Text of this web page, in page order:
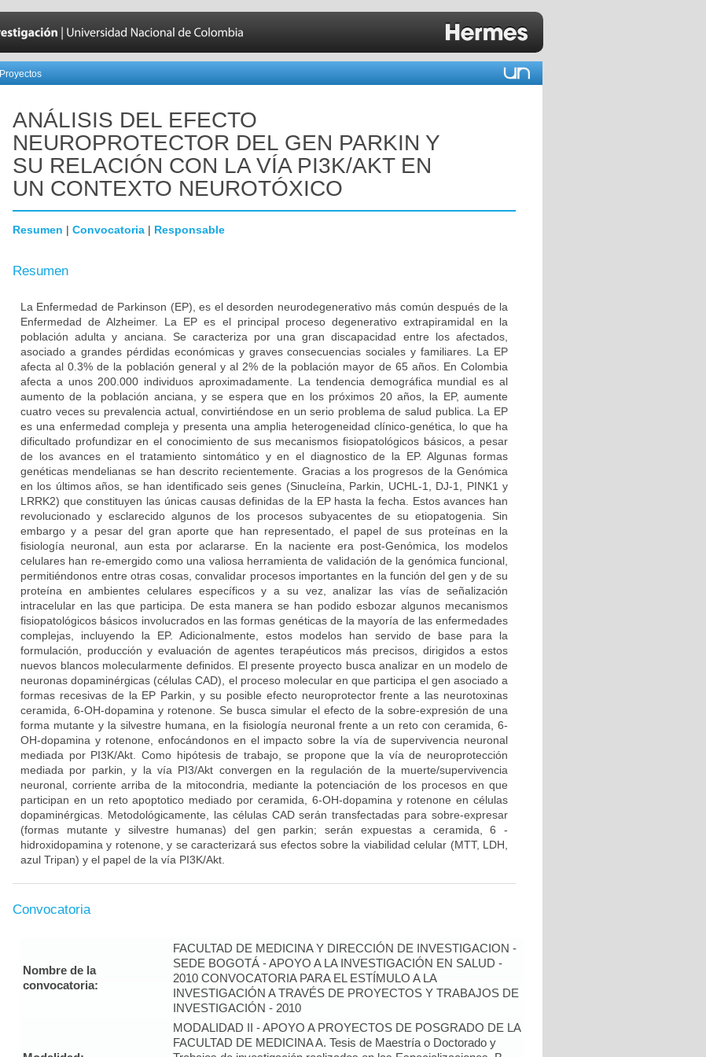
Proyectos
ANÁLISIS DEL EFECTO
NEUROPROTECTOR DEL GEN PARKIN Y
SU RELACIÓN CON LA VÍA PI3K/AKT EN
UN CONTEXTO NEUROTÓXICO
Resumen | Convocatoria | Responsable
Resumen
La Enfermedad de Parkinson (EP), es el desorden neurodegenerativo más común después de la
Enfermedad de Alzheimer. La EP es el principal proceso degenerativo extrapiramidal en la
población adulta y anciana. Se caracteriza por una gran discapacidad entre los afectados,
asociado a grandes pérdidas económicas y graves consecuencias sociales y familiares. La EP
afecta al 0.3% de la población general y al 2% de la población mayor de 65 años. En Colombia
afecta a unos 200.000 individuos aproximadamente. La tendencia demográfica mundial es al
aumento de la población anciana, y se espera que en los próximos 20 años, la EP, aumente
cuatro veces su prevalencia actual, convirtiéndose en un serio problema de salud publica. La EP
es una enfermedad compleja y presenta una amplia heterogeneidad clínico-genética, lo que ha
dificultado profundizar en el conocimiento de sus mecanismos fisiopatológicos básicos, a pesar
de los avances en el tratamiento sintomático y en el diagnostico de la EP. Algunas formas
genéticas mendelianas se han descrito recientemente. Gracias a los progresos de la Genómica
en los últimos años, se han identificado seis genes (Sinucleína, Parkin, UCHL-1, DJ-1, PINK1 y
LRRK2) que constituyen las únicas causas definidas de la EP hasta la fecha. Estos avances han
revolucionado y esclarecido algunos de los procesos subyacentes de su etiopatogenia. Sin
embargo y a pesar del gran aporte que han representado, el papel de sus proteínas en la
fisiología neuronal, aun esta por aclararse. En la naciente era post-Genómica, los modelos
celulares han re-emergido como una valiosa herramienta de validación de la genómica funcional,
permitiéndonos entre otras cosas, convalidar procesos importantes en la función del gen y de su
proteína en ambientes celulares específicos y a su vez, analizar las vías de señalización
intracelular en las que participa. De esta manera se han podido esbozar algunos mecanismos
fisiopatológicos básicos involucrados en las formas genéticas de la mayoría de las enfermedades
complejas, incluyendo la EP. Adicionalmente, estos modelos han servido de base para la
formulación, producción y evaluación de agentes terapéuticos más precisos, dirigidos a estos
nuevos blancos molecularmente definidos. El presente proyecto busca analizar en un modelo de
neuronas dopaminérgicas (células CAD), el proceso molecular en que participa el gen asociado a
formas recesivas de la EP Parkin, y su posible efecto neuroprotector frente a las neurotoxinas
ceramida, 6-OH-dopamina y rotenone. Se busca simular el efecto de la sobre-expresión de una
forma mutante y la silvestre humana, en la fisiología neuronal frente a un reto con ceramida, 6-
OH-dopamina y rotenone, enfocándonos en el impacto sobre la vía de supervivencia neuronal
mediada por PI3K/Akt. Como hipótesis de trabajo, se propone que la vía de neuroprotección
mediada por parkin, y la vía PI3/Akt convergen en la regulación de la muerte/supervivencia
neuronal, corriente arriba de la mitocondria, mediante la potenciación de los procesos en que
participan en un reto apoptotico mediado por ceramida, 6-OH-dopamina y rotenone en células
dopaminérgicas. Metodológicamente, las células CAD serán transfectadas para sobre-expresar
(formas mutante y silvestre humanas) del gen parkin; serán expuestas a ceramida, 6 -
hidroxidopamina y rotenone, y se caracterizará sus efectos sobre la viabilidad celular (MTT, LDH,
azul Tripan) y el papel de la vía PI3K/Akt.
Convocatoria
Nombre de la
convocatoria:
FACULTAD DE MEDICINA Y DIRECCIÓN DE INVESTIGACION -
SEDE BOGOTÁ - APOYO A LA INVESTIGACIÓN EN SALUD -
2010 CONVOCATORIA PARA EL ESTÍMULO A LA
INVESTIGACIÓN A TRAVÉS DE PROYECTOS Y TRABAJOS DE
INVESTIGACIÓN - 2010
MODALIDAD II - APOYO A PROYECTOS DE POSGRADO DE LA
FACULTAD DE MEDICINA A. Tesis de Maestría o Doctorado y